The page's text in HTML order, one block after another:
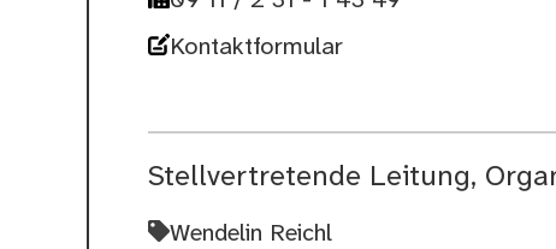
Kontaktformular
Stellvertretende Leitung,
Wendelin Reichl